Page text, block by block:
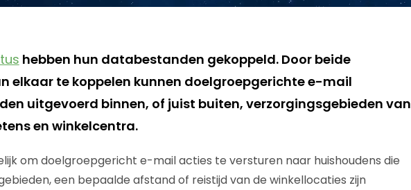
hebben hun databestanden gekoppeld. Door beide
elkaar te koppelen kunnen doelgroepgerichte e-mail
uitgevoerd binnen, of juist buiten, verzorgingsgebieden van
en winkelcentra.
om doelgroepgericht e-mail acties te versturen naar huishoudens die
een bepaalde afstand of reistijd van de winkellocaties zijn